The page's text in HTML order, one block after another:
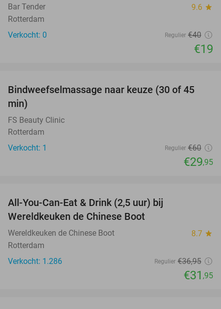
TODAY
Bar Tender 9.6 star
Rotterdam
Verkocht: 0
Regulier €40
€19
50%
TODAY
Bindweefselmassage naar keuze (30 of 45
min)
FS Beauty Clinic
Rotterdam
Verkocht: 1
Regulier €60
€29,95
All-You-Can-Eat & Drink (2,5 uur) bij
Wereldkeuken de Chinese Boot
Wereldkeuken de Chinese Boot 8.7 star
Rotterdam
Verkocht: 1.286
Regulier €36,95
€31 ,95